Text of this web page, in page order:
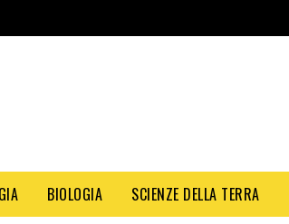
BIOLOGIA SCIENZE DELLA TERRA